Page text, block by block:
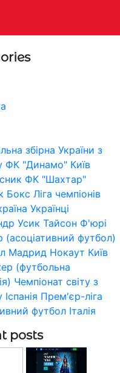
збірна України з
ФК "Динамо" Київ
ФК "Шахтар"
Бокс Ліга чемпіонів
Українці
Усик Тайсон Ф'юрі
(асоціативний футбол)
Мадрид Нокаут Київ
(футбольна
Чемпіонат світу з
Іспанія Прем'єр-ліга
футбол Італія
posts